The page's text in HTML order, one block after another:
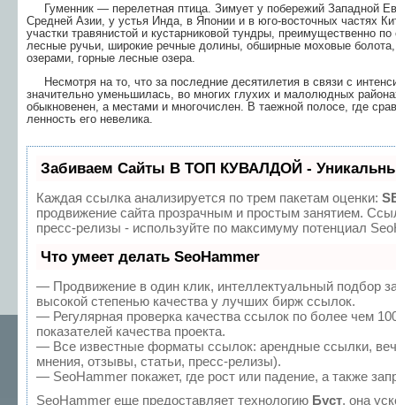
Гуменник — перелетная птица. Зимует у по­бережий Западной
Средней Азии, у устья Инда, в Японии и в юго-восточных частях
участки травянистой и кустарниковой тундры, преимущественно
лесные ручьи, широкие речные долины, обширные моховые
озерами, горные лесные озера.
Несмотря на то, что за последние десятилетия в связи с
значительно уменьшилась, во многих глухих и малолюдных
обыкновенен, а места­ми и многочислен. В таежной полосе, где
ленность его невелика.
Забиваем Сайты В ТОП КУВАЛДОЙ -
Каждая ссылка анализируется по трем пакетам оценки:
продвижение сайта прозрачным и простым занятием.
пресс-релизы - используйте по максимуму потенциал
Что умеет делать SeoHammer
— Продвижение в один клик, интеллектуальный подбор
высокой степенью качества у лучших бирж ссылок.
— Регулярная проверка качества ссылок по более чем
показателей качества проекта.
— Все известные форматы ссылок: арендные ссылки,
мнения, отзывы, статьи, пресс-релизы).
— SeoHammer покажет, где рост или падение, а также
SeoHammer еще предоставляет технологию Буст, она